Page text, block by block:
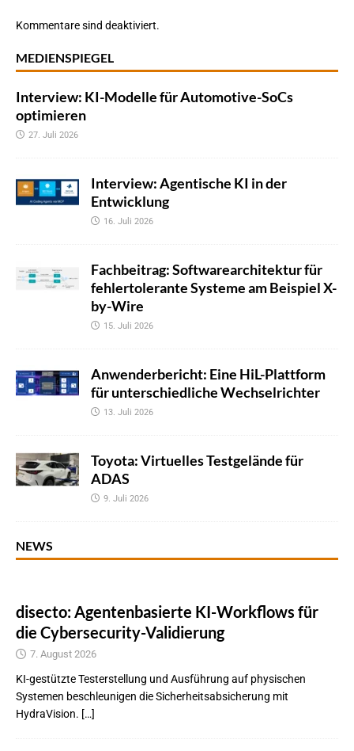
Kommentare sind deaktiviert.
MEDIENSPIEGEL
Interview: KI-Modelle für Automotive-SoCs
optimieren
27. Juli 2026
Interview: Agentische KI in der
Entwicklung
16. Juli 2026
Fachbeitrag: Softwarearchitektur für
fehlertolerante Systeme am Beispiel X-
by-Wire
15. Juli 2026
Anwenderbericht: Eine HiL-Plattform
für unterschiedliche Wechselrichter
13. Juli 2026
Toyota: Virtuelles Testgelände für
ADAS
9. Juli 2026
NEWS
disecto: Agentenbasierte KI-Workflows für
die Cybersecurity-Validierung
7. August 2026
KI-gestützte Testerstellung und Ausführung auf physischen
Systemen beschleunigen die Sicherheitsabsicherung mit
HydraVision. […]